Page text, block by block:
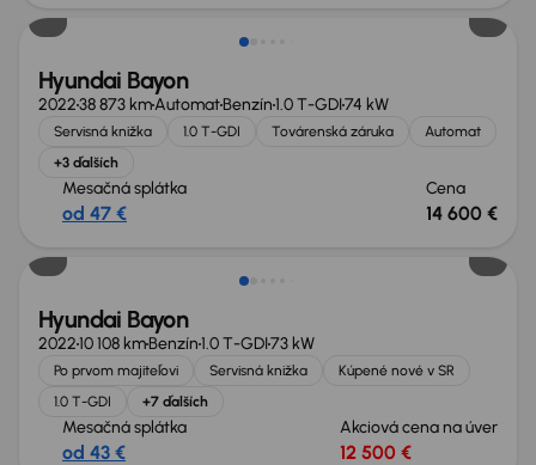
Hyundai Bayon
202238 873 kmAutomatBenzín1.0 T-GDI74 kW
Servisná knižka 1.0 T-GDI Továrenská záruka
Automat
+3 ďalších
Mesačná splátka
od 47 €
Cena
14 600 €
Hyundai Bayon
202210 108 kmBenzín1.0 T-GDI73 kW
Po prvom majiteľovi Servisná knižka
Kúpené nové v SR
1.0 T-GDI
+7 ďalších
Mesačná splátka
od 43 €
Akciová cena na úver
12 500 €